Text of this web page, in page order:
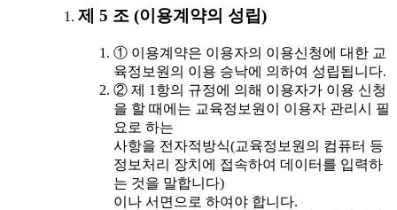
제 5 조 (이용계약의 성립)
① 이용계약은 이용자의 이용신청에 대한 교
육정보원의 이용 승낙에 의하여 성립됩니다.
② 제 1항의 규정에 의해 이용자가 이용 신청
을 할 때에는 교육정보원이 이용자 관리시 필
요로 하는
사항을 전자적방식(교육정보원의 컴퓨터 등
정보처리 장치에 접속하여 데이터를 입력하
는 것을 말합니다)
이나 서면으로 하여야 합니다.